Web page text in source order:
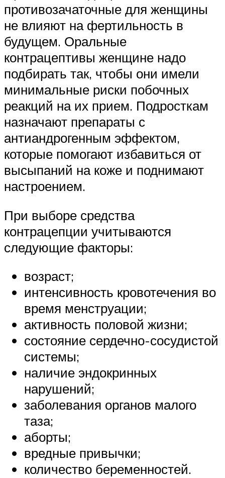
противозачаточные для женщины
не влияют на фертильность в
будущем. Оральные
контрацептивы женщине надо
подбирать так, чтобы они имели
минимальные риски побочных
реакций на их прием. Подросткам
назначают препараты с
антиандрогенным эффектом,
которые помогают избавиться от
высыпаний на коже и поднимают
настроением.
При выборе средства
контрацепции учитываются
следующие факторы:
возраст;
интенсивность кровотечения во
время менструации;
активность половой жизни;
состояние сердечно-сосудистой
системы;
наличие эндокринных
нарушений;
заболевания органов малого
таза;
аборты;
вредные привычки;
количество беременностей.